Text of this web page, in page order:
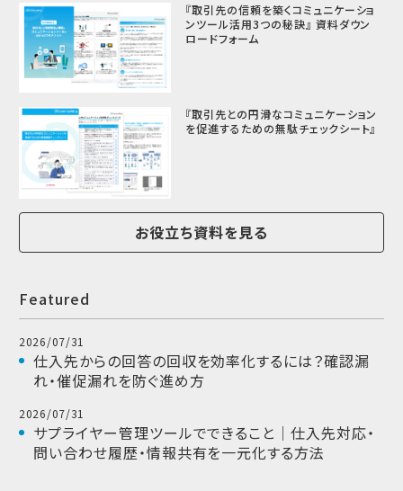
『取引先の信頼を築くコミュニケーショ
ンツール活用3つの秘訣』 資料ダウン
ロードフォーム
『取引先との円滑なコミュニケーション
を促進するための無駄チェックシート』
お役立ち資料を見る
Featured
2026/07/31
仕入先からの回答の回収を効率化するには？確認漏
れ・催促漏れを防ぐ進め方
2026/07/31
サプライヤー管理ツールでできること｜仕入先対応・
問い合わせ履歴・情報共有を一元化する方法